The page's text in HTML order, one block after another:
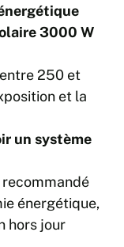
3000 W
250 et
et la
un système
énergétique,
hors jour